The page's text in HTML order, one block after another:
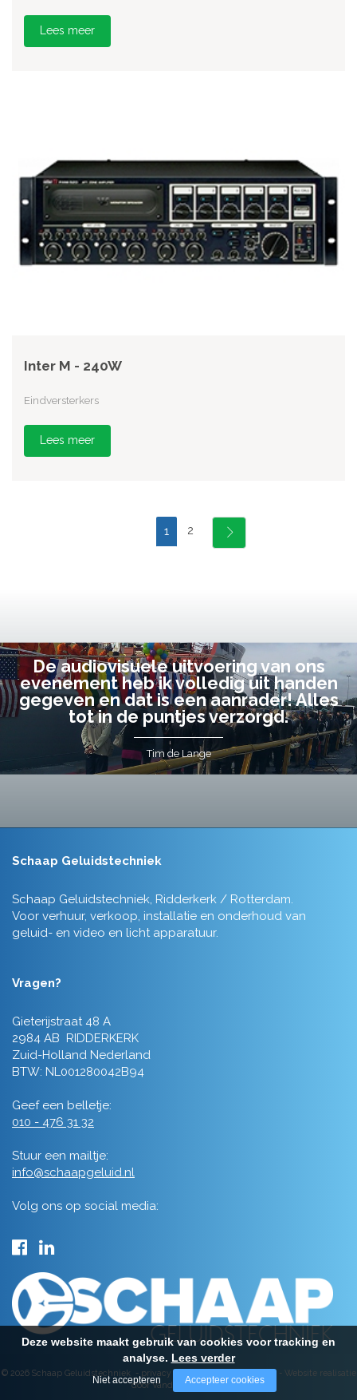
Lees meer
Inter M - 240W
Eindversterkers
Lees meer
1 2
De audiovisuele uitvoering van ons
evenement heb ik volledig uit handen
gegeven en dat is een aanrader! Alles
tot in de puntjes verzorgd.
Tim de Lange
Schaap Geluidstechniek
Schaap Geluidstechniek, Ridderkerk / Rotterdam.
Voor verhuur, verkoop, installatie en onderhoud van
geluid- en video en licht apparatuur.
Vragen?
Gieterijstraat 48 A
2984 AB RIDDERKERK
Zuid-Holland Nederland
BTW: NL001280042B94
Geef een belletje:
010 - 476 31 32
Stuur een mailtje:
info@schaapgeluid.nl
Volg ons op social media:
© 2026 Schaap Geluidstechniek - privacy - algemene voorwaarden- Website realisatie
door Vanderperk Groep
Deze website maakt gebruik van cookies voor tracking en
analyse. Lees verder
Niet accepteren Accepteer cookies